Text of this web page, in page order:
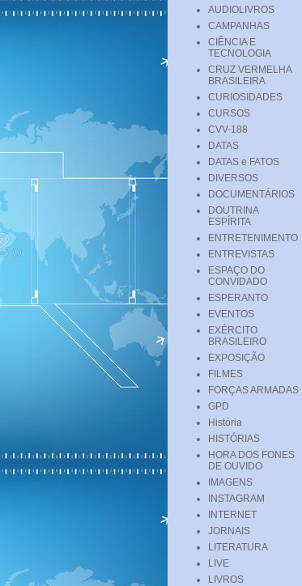
AUDIOLIVROS
CAMPANHAS
CIÊNCIA E
TECNOLOGIA
CRUZ VERMELHA
BRASILEIRA
CURIOSIDADES
CURSOS
CVV-188
DATAS
DATAS e FATOS
DIVERSOS
DOCUMENTÁRIOS
DOUTRINA
ESPÍRITA
ENTRETENIMENTO
ENTREVISTAS
ESPAÇO DO
CONVIDADO
ESPERANTO
EVENTOS
EXÉRCITO
BRASILEIRO
EXPOSIÇÃO
FILMES
FORÇAS ARMADAS
GPD
História
HISTÓRIAS
HORA DOS FONES
DE OUVIDO
IMAGENS
INSTAGRAM
INTERNET
JORNAIS
LITERATURA
LIVE
LIVROS